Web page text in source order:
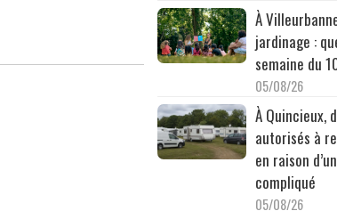
À
jardinage :
semaine du
05/08/26
À Quincieux,
autorisés à
en raison
compliqué
05/08/26